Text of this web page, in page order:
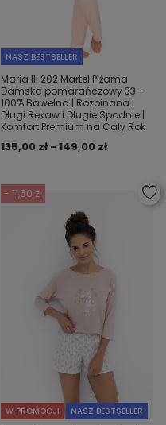
NASZ BESTSELLER
Maria III 202 Martel Piżama
Damska pomarańczowy 33–
100% Bawełna | Rozpinana |
Długi Rękaw i Długie Spodnie |
Komfort Premium na Cały Rok
135,00 zł - 149,00 zł
- 11,50 zł
W PROMOCJI NASZ BESTSELLER